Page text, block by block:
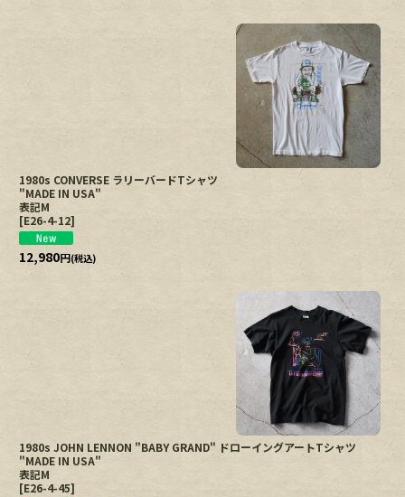
1980s CONVERSE ラリーバードTシャツ
"MADE IN USA"
表記M
[E26-4-12]
12,980円(税込)
1980s JOHN LENNON "BABY GRAND" ドローイングアートTシャツ
"MADE IN USA"
表記M
[E26-4-45]